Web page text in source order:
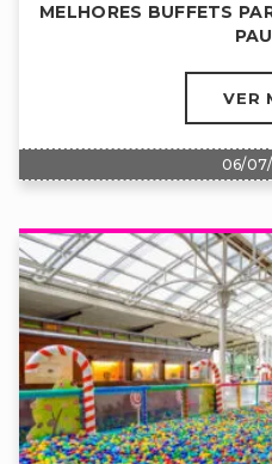
MELHORES BUFFETS
VER
06/